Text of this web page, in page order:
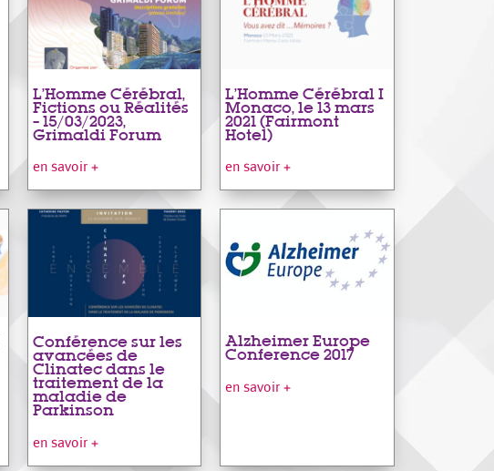
L’Homme Cérébral,
Fictions ou Réalités
– 15/03/2023,
Grimaldi Forum
en savoir +
L’Homme Cérébral I
Monaco, le 13 mars
2021 (Fairmont
Hotel)
en savoir +
Conférence sur les
avancées de
Clinatec dans le
traitement de la
maladie de
Parkinson
en savoir +
Alzheimer Europe
Conference 2017
en savoir +